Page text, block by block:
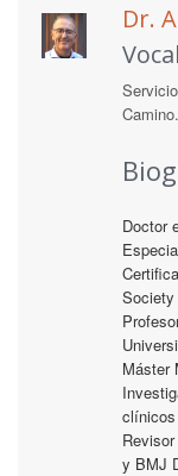
Dr.
Vocal
Doctor
Society
Máster
clínicos
y BMJ